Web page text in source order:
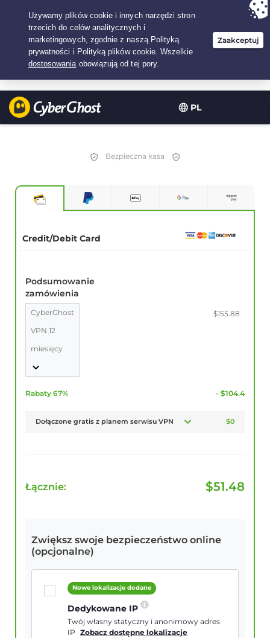
PL
Twój wybór:Najlepsza umowana3.3333333333333-lat w$
/miesiąc
Bezpieczna kasa
Credit/Debit Card
Podsumowanie
zamówienia
CyberGhost
VPN 12
miesięcy
$155.88
Rabaty 67% - $104.4
Dołączone gratis z planem serwisu VPN $0
Łącznie: $51.48
Zwiększ swoje bezpieczeństwo online
(opcjonalne)
Nowe lokalizacje dodane
Dedykowane IP
Twój własny statyczny i anonimowy adres
IP
Zobacz dostępne lokalizacje